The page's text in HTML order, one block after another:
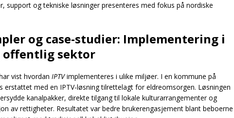
support og tekniske løsninger presenteres med fokus på nordiske
og case-studier: Implementering i
offentlig sektor
vist hvordan IPTVimplementeres i ulike miljøer. I en kommune på
erstattet med en IPTV-løsning tilrettelagt for eldreomsorgen. Løsningen
kanalpakker, direkte tilgang til lokale kulturarrangementer og
av rettigheter. Resultatet var bedre brukerengasjement blant beboerne